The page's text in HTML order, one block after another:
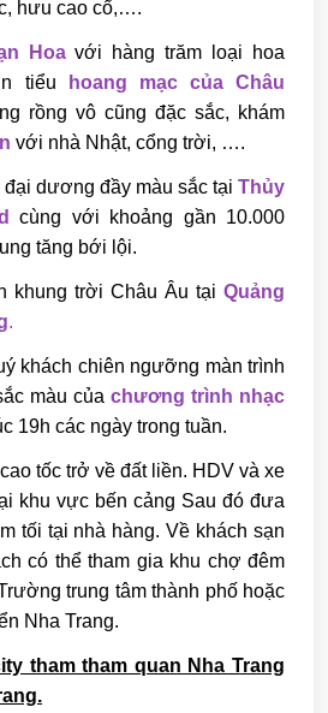
hưu cao cổ,….
Hoavới hàng trăm loại hoa
tiểu
hoang mạc của Châu
rồng vô cũng đặc sắc, khám
với nhà Nhật, cổng trời, ….
dương đầy màu sắc tại Thủy
cùng với khoảng gần 10.000
tăng bới lội.
khung trời Châu Âu tại Quảng
.
khách chiên ngưỡng màn trình
màu của chương trình nhạc
19h các ngày trong tuần.
tốc trở về đất liền. HDV và xe
khu vực bến cảng Sau đó đưa
tối tại nhà hàng. Về khách sạn
có thể tham gia khu chợ đêm
trung tâm thành phố hoặc
Nha Trang.
tham tham quan Nha Trang